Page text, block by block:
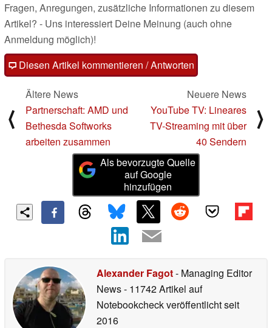
Fragen, Anregungen, zusätzliche Informationen zu diesem
Artikel? - Uns interessiert Deine Meinung (auch ohne
Anmeldung möglich)!
Diesen Artikel kommentieren / Antworten
⟨
Ältere News
Partnerschaft: AMD und
Bethesda Softworks
arbeiten zusammen
Neuere News
YouTube TV: Lineares
TV-Streaming mit über
40 Sendern
⟩
Als bevorzugte Quelle
auf Google
hinzufügen
Alexander Fagot- Managing Editor
News- 11742 Artikel auf
Notebookcheck veröffentlichtseit
2016